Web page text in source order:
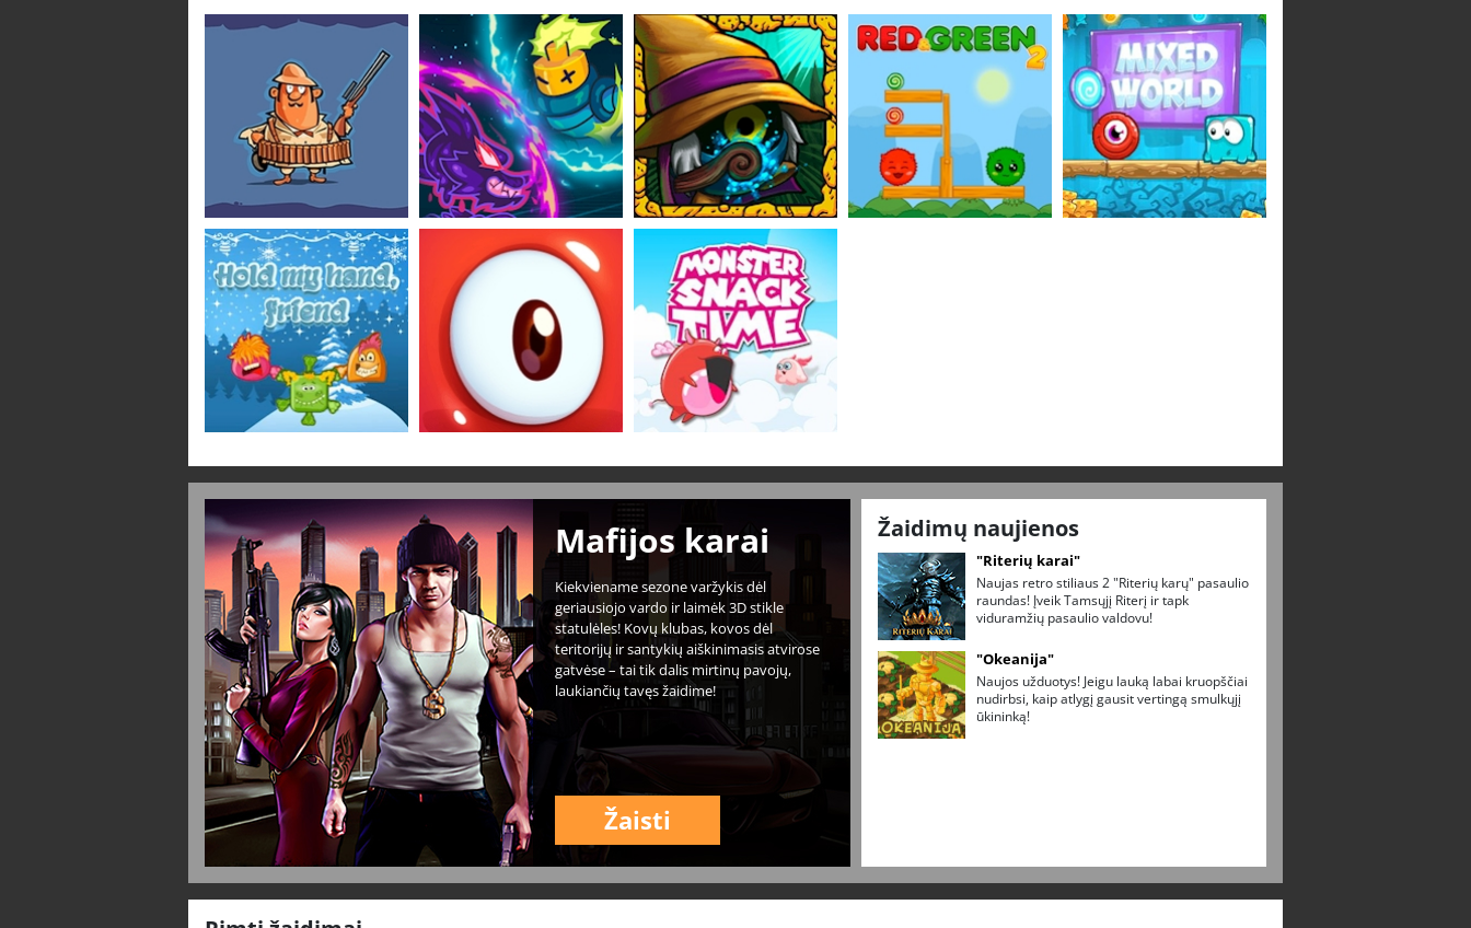
Mafijos karai
Kiekviename sezone varžykis dėl
geriausiojo vardo ir laimėk 3D stikle
statulėles! Kovų klubas, kovos dėl
teritorijų ir santykių aiškinimasis atvirose
gatvėse – tai tik dalis mirtinų pavojų,
laukiančių tavęs žaidime!
Žaisti
Žaidimų naujienos
"Riterių karai"
Naujas retro stiliaus 2 "Riterių karų" pasaulio
raundas! Įveik Tamsųjį Riterį ir tapk
viduramžių pasaulio valdovu!
"Okeanija"
Naujos užduotys! Jeigu lauką labai kruopščiai
nudirbsi, kaip atlygį gausit vertingą smulkųjį
ūkininką!